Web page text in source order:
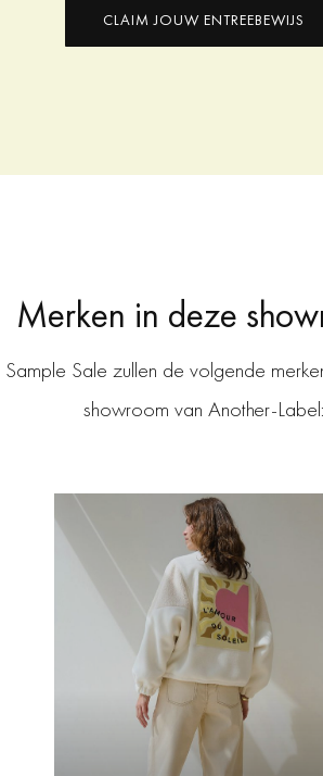
CLAIM JOUW ENTREEBEWIJS
Merken in deze
Sample Sale zullen de volgende
showroom van Another-Label:
Another-
Label